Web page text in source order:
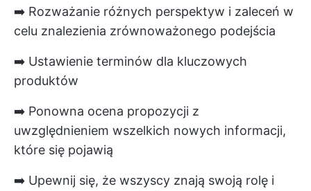
➡️ Rozważanie różnych perspektyw i zaleceń w
celu znalezienia zrównoważonego podejścia
➡️ Ustawienie terminów dla kluczowych
produktów
➡️ Ponowna ocena propozycji z
uwzględnieniem wszelkich nowych informacji,
które się pojawią
➡️ Upewnij się, że wszyscy znają swoją rolę i